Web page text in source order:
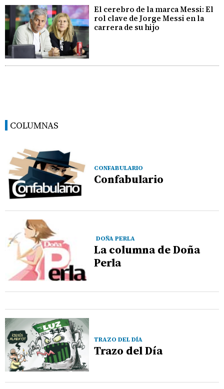
El cerebro de la marca Messi: El
rol clave de Jorge Messi en la
carrera de su hijo
COLUMNAS
CONFABULARIO
Confabulario
DOÑA PERLA
La columna de Doña
Perla
TRAZO DEL DÍA
Trazo del Día